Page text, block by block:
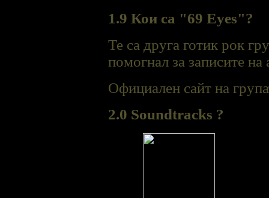
1.9 Кои са "69 Eyes"?
Те са друга готик рок
помогнал за записите
Официален сайт на
2.0 Soundtracks ?